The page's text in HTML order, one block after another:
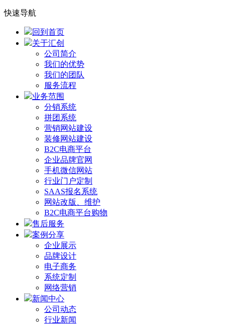
快速导航
回到首页
关于汇创
公司简介
我们的优势
我们的团队
服务流程
业务范围
分销系统
拼团系统
营销网站建设
装修网站建设
B2C电商平台
企业品牌官网
手机微信网站
行业门户定制
SAAS报名系统
网站改版、维护
B2C电商平台购物
售后服务
案例分享
企业展示
品牌设计
电子商务
系统定制
网络营销
新闻中心
公司动态
行业新闻